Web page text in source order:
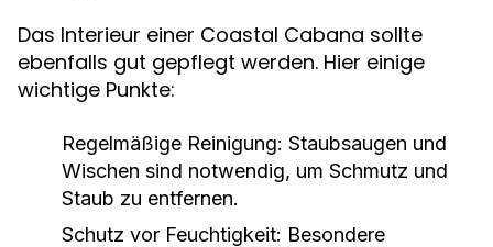
Das Interieur einer Coastal Cabana sollte
ebenfalls gut gepflegt werden. Hier einige
wichtige Punkte:
Regelmäßige Reinigung: Staubsaugen und
Wischen sind notwendig, um Schmutz und
Staub zu entfernen.
Schutz vor Feuchtigkeit: Besondere